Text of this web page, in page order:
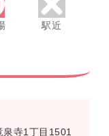
駅近
寺1丁目1501